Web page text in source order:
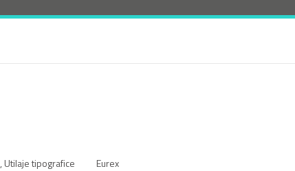
, Utilaje tipografice
Eurex